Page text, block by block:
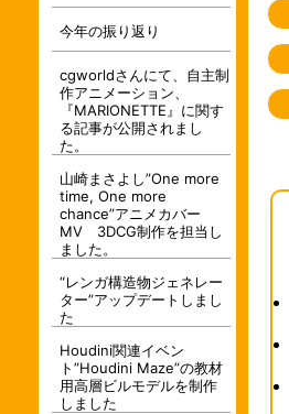
今年の振り返り
cgworldさんにて、自主制
作アニメーション、
『MARIONETTE』に関す
る記事が公開されまし
た。
山崎まさよし”One more
time, One more
chance”アニメカバー
MV 3DCG制作を担当し
ました。
“レンガ構造物ジェネレー
ター”アップデートしまし
た
Houdini関連イベン
ト”Houdini Maze”の教材
用高層ビルモデルを制作
しました